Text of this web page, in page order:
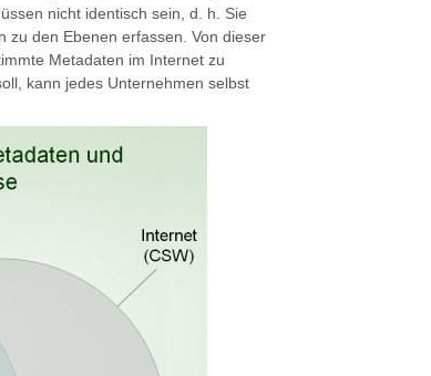
nicht identisch sein, d. h. Sie
zu den Ebenen erfassen. Von dieser
Metadaten im Internet zu
kann jedes Unternehmen selbst